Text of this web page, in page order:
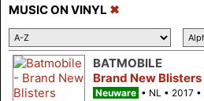
MUSIC ON VINYL
BATMOBILE
Brand New Blisters
Neuware NL 2017